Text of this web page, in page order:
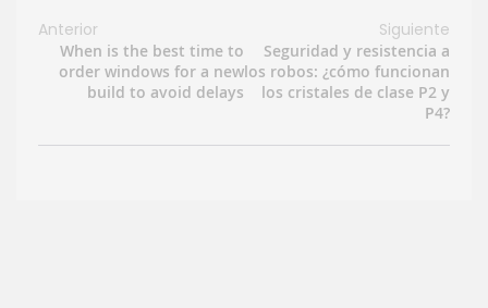
Anterior
When is the best time to
order windows for a new
build to avoid delays
Siguiente
Seguridad y resistencia a
los robos: ¿cómo funcionan
los cristales de clase P2 y
P4?